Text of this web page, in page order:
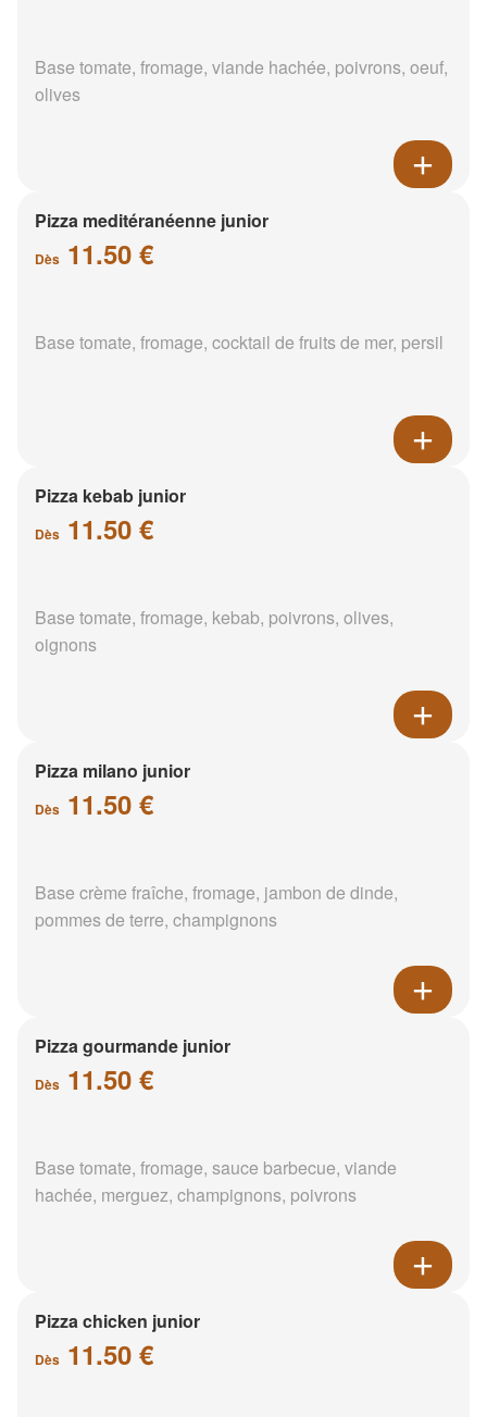
Base tomate, fromage, viande hachée, poivrons, oeuf,
olives
Pizza meditéranéenne junior
Dès 11.50 €
Base tomate, fromage, cocktail de fruits de mer, persil
Pizza kebab junior
Dès 11.50 €
Base tomate, fromage, kebab, poivrons, olives,
oignons
Pizza milano junior
Dès 11.50 €
Base crème fraîche, fromage, jambon de dinde,
pommes de terre, champignons
Pizza gourmande junior
Dès 11.50 €
Base tomate, fromage, sauce barbecue, viande
hachée, merguez, champignons, poivrons
Pizza chicken junior
Dès 11.50 €